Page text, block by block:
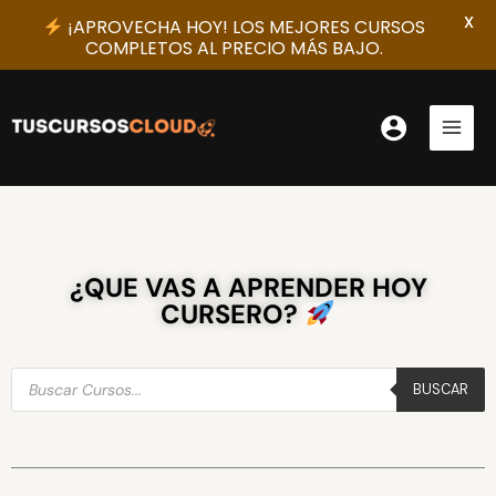
contenido
¿QUE VAS A APRENDER HOY
CURSERO?
Búsqueda
de BUSCAR
¡APROVECHA HOY! LOS MEJORES CURSOS
COMPLETOS AL PRECIO MÁS BAJO.
X